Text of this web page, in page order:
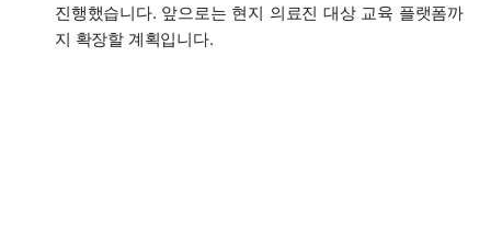
진행했습니다. 앞으로는 현지 의료진 대상 교육 플랫폼까
지 확장할 계획입니다.